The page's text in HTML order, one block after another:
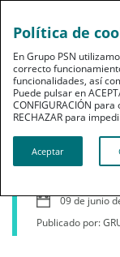
09 de junio
Publicado por:
Política de
En Grupo PSN
correcto
funcionalidades, así
Puede pulsar en
CONFIGURACIÓN
RECHAZAR para
Aceptar